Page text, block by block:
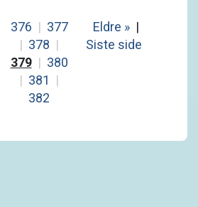
376 | 377
| 378 |
379 | 380
| 381
|
382
Eldre » |
Siste side